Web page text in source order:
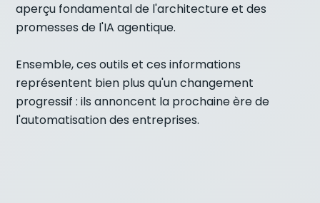
aperçu fondamental de l'architecture et des
promesses de l'IA agentique.
Ensemble, ces outils et ces informations
représentent bien plus qu'un changement
progressif : ils annoncent la prochaine ère de
l'automatisation des entreprises.